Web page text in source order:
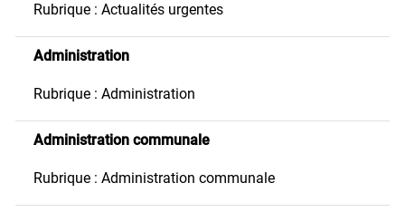
Rubrique : Actualités urgentes
Administration
Rubrique : Administration
Administration communale
Rubrique : Administration communale